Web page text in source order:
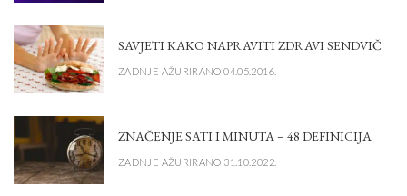
SAVJETI KAKO NAPRAVITI ZDRAVI SENDVIČ
ZADNJE AŽURIRANO 04.05.2016.
ZNAČENJE SATI I MINUTA – 48 DEFINICIJA
ZADNJE AŽURIRANO 31.10.2022.